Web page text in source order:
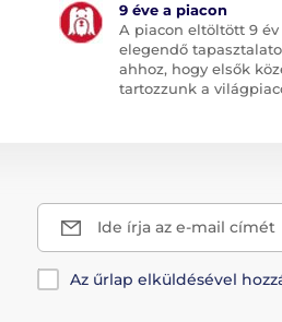
9 éve a piacon
A piacon eltöltött 9 év
elegendő
ahhoz, hogy elsők
tartozzunk a
Ide írja az e-mail címét
Az űrlap elküldésével